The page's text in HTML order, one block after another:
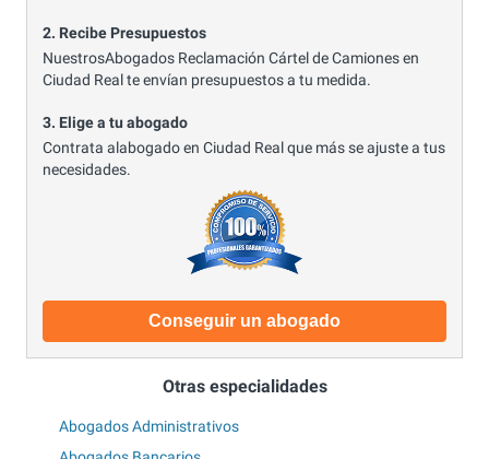
2. Recibe Presupuestos
NuestrosAbogados Reclamación Cártel de Camiones en
Ciudad Real te envían presupuestos a tu medida.
3. Elige a tu abogado
Contrata alabogado en Ciudad Real que más se ajuste a tus
necesidades.
Conseguir un abogado
Otras especialidades
Abogados Administrativos